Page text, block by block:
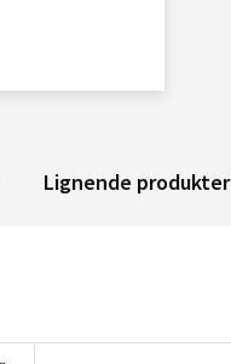
Lignende produkter